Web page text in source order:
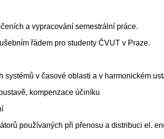
a vypracování semestrální práce.
řádem pro studenty ČVUT v Praze.
v časové oblasti a v harmonickém
kompenzace účiníku
používaných při přenosu a distribuci el.